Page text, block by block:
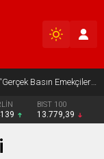
Batman Basın Derneği’nden Çağrı: “Gerçek Basın Emekçileri Desteklenmeli”
BIST 100
13.779,39